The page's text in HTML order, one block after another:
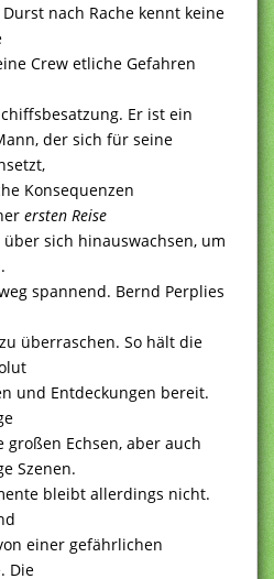
nach Rache kennt keine
Crew etliche Gefahren
Er ist ein
der sich für seine
Konsequenzen
ersten Reise
über sich hinauswachsen, um
spannend. Bernd Perplies
überraschen. So hält die
und Entdeckungen bereit.
großen Echsen, aber auch
Szenen.
bleibt allerdings nicht.
einer gefährlichen
Die